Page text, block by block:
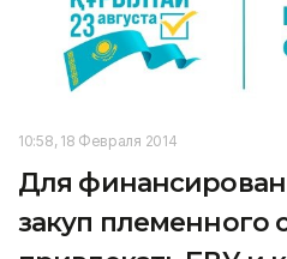
10:58, 18 Февраля 2014
Для
закуп племенного